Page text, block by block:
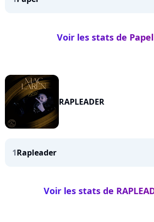
Voir les stats de Papel
RAPLEADER
1Rapleader
Voir les stats de